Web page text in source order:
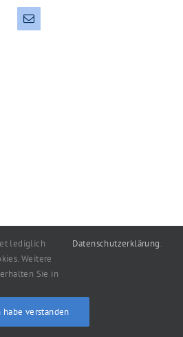
E-
Mail
Oelgemöller
lediglich
Weitere
Sie in
Datenschutzerklärung.
habe verstanden